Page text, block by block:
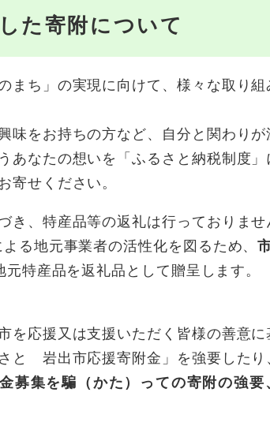
た寄附について
ち」の実現に向けて、様々な取り組
味をお持ちの方など、自分と関わりが
あなたの想いを「ふるさと納税制度」
せください。
き、特産品等の返礼は行っておりませ
る地元事業者の活性化を図るため、
元特産品を返礼品として贈呈します。
を応援又は支援いただく皆様の善意に
と 岩出市応援寄附金」を強要したり
募集を騙（かた）っての寄附の強要